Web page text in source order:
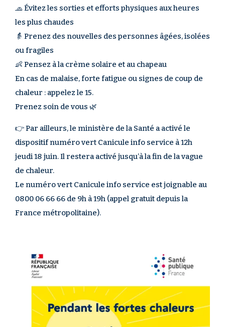
🧢 Évitez les sorties et efforts physiques aux heures
les plus chaudes
👵 Prenez des nouvelles des personnes âgées, isolées
ou fragiles
👶 Pensez à la crème solaire et au chapeau
En cas de malaise, forte fatigue ou signes de coup de
chaleur : appelez le 15.
Prenez soin de vous 🌿
👉 Par ailleurs, le ministère de la Santé a activé le
dispositif numéro vert Canicule info service à 12h
jeudi 18 juin. Il restera activé jusqu’à la fin de la vague
de chaleur.
Le numéro vert Canicule info service est joignable au
0800 06 66 66 de 9h à 19h (appel gratuit depuis la
France métropolitaine).